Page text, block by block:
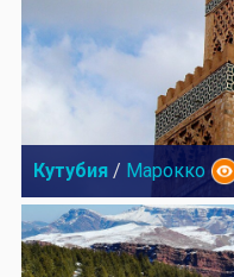
Кутубия / Марокко